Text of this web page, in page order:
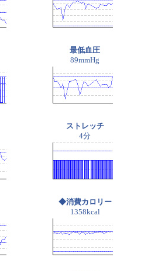
最低血圧
89mmHg
ストレッチ
4分
◆消費カロリー
1358kcal